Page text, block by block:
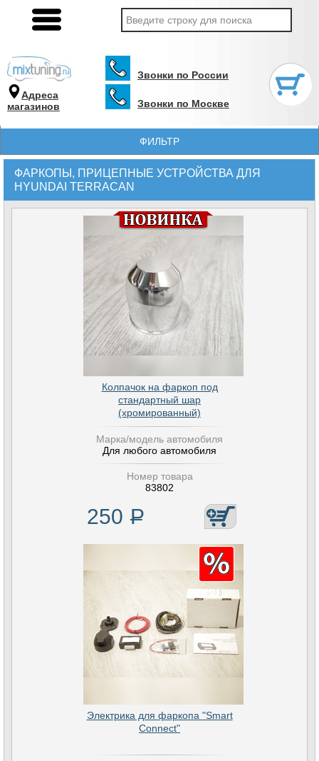
Адреса
магазинов
Звонки по России
Звонки по Москве
ФИЛЬТР
ФАРКОПЫ, ПРИЦЕПНЫЕ УСТРОЙСТВА ДЛЯ
HYUNDAI TERRACAN
Колпачок на фаркоп под
стандартный шар
(хромированный)
Марка/модель автомобиля
Для любого автомобиля
Номер товара
83802
250 Р
Электрика для фаркопа "Smart
Connect"